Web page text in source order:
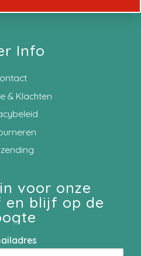
Info
& Klachten
voor onze
en blijf op de